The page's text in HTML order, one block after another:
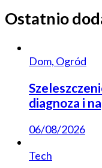
Ostatnio
Dom, Ogród
diagnoza i
06/08/2026
Tech